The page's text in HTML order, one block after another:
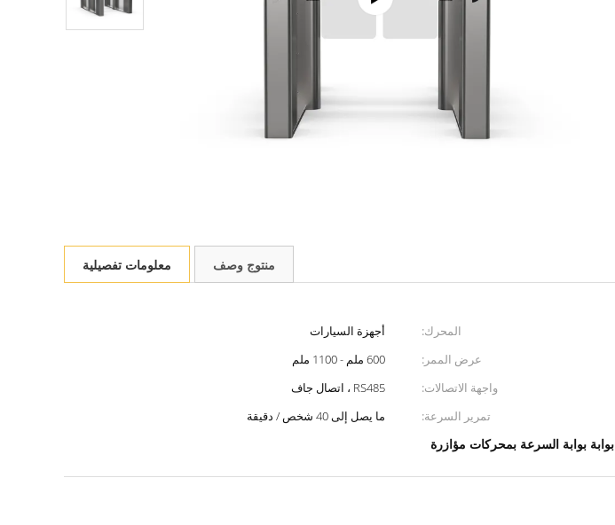
معلومات تفصيلية منتوج وصف
المحرك:
أجهزة السيارات
عرض الممر:
600 ملم - 1100 ملم
واجهة الاتصالات:
RS485 ، اتصال جاف
تمرير السرعة:
ما يصل إلى 40 شخص / دقيقة
بوابة بوابة السرعة بمحركات مؤازرة